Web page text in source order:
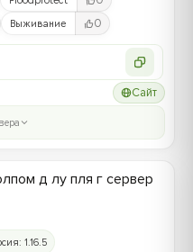
Выживание 0
Сайт
д лу пля г сервер
1.16.5